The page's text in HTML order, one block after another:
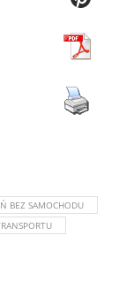
BEZ SAMOCHODU